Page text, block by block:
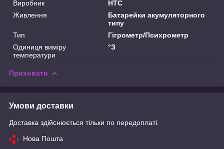
Виробник
HTC
Живлення
Батарейки акумуляторного
типу
Тип
Гігрометр/Психрометр
Одиниця виміру
температури
°З
Приховати
Умови доставки
Доставка здійснюється тільки по передоплаті.
Нова Пошта